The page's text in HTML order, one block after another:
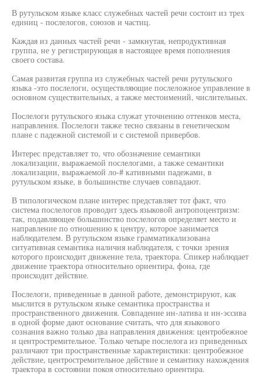
В рутульском языке класс служебных частей речи состоит из трех
единиц - послелогов, союзов и частиц.
Каждая из данных частей речи - замкнутая, непродуктивная
группа, не у регистрирующая в настоящее время пополнения
своего состава.
Самая развитая группа из служебных частей речи рутульского
языка -это послелоги, осуществляющие послеложное управление в
основном существительных, а также местоимений, числительных.
Послелоги рутульского языка служат уточнению оттенков места,
направления. Послелоги также тесно связаны в генетическом
плане с падежной системой и с системой привербов.
Интерес представляет то, что обозначение семантики
локализации, выражаемой послелогами, а также семантики
локализации, выражаемой ло-# кативными падежами, в
рутульском языке, в большинстве случаев совпадают.
В типологическом плане интерес представляет тот факт, что
система послелогов проводит здесь языковой антропоцентризм:
так, подавляющее большинство послелогов определяет место и
направление по отношению к центру, которое занимается
наблюдателем. В рутульском языке грамматикализована
ситуативная семантика наличия наблюдателя, с точки зрения
которого происходит движение тела, траектора. Спикер наблюдает
движение траектора относительно ориентира, фона, где
происходит действие.
Послелоги, приведенные в данной работе, демонстрируют, как
мыслится в рутульском языке семантика пространства и
пространственного движения. Совпадение ин-латива и ин-эссива
в одной форме дают основание считать, что для языкового
сознания важно только два направления движения: центробежное
и центростремительное. Только четыре послелога из приведенных
различают три пространственные характеристики: центробежное
действие, центростремительное действие и семантику нахождения
траектора в состоянии покоя относительно ориентира.